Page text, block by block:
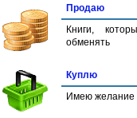
Продаю
Книги,
обменять
Куплю
Имею желание